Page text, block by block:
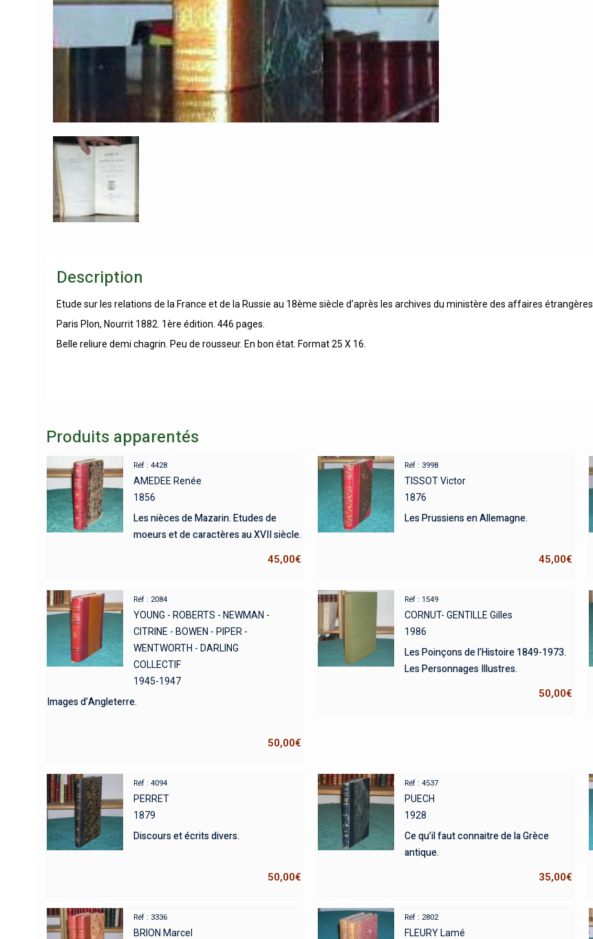
Description
Etude sur les relations de la France et de la Russie au 18ème siècle d’après les archives du ministère des affaires étrangères.
Paris Plon, Nourrit 1882. 1ère édition. 446 pages.
Belle reliure demi chagrin. Peu de rousseur. En bon état. Format 25 X 16.
Produits apparentés
Réf : 4428
AMEDEE Renée
1856
Les nièces de Mazarin. Etudes de
moeurs et de caractères au XVII siècle.
45,00€
Réf : 3998
TISSOT Victor
1876
Les Prussiens en Allemagne.
45,00€
Réf : 2084
YOUNG - ROBERTS - NEWMAN -
CITRINE - BOWEN - PIPER -
WENTWORTH - DARLING
COLLECTIF
1945-1947
Images d’Angleterre.
50,00€
Réf : 1549
CORNUT- GENTILLE Gilles
1986
Les Poinçons de l’Histoire 1849-1973.
Les Personnages Illustres.
50,00€
Réf : 4094
PERRET
1879
Discours et écrits divers.
50,00€
Réf : 4537
PUECH
1928
Ce qu’il faut connaitre de la Grèce
antique.
35,00€
Réf : 3336
BRION Marcel
Réf : 2802
FLEURY Lamé